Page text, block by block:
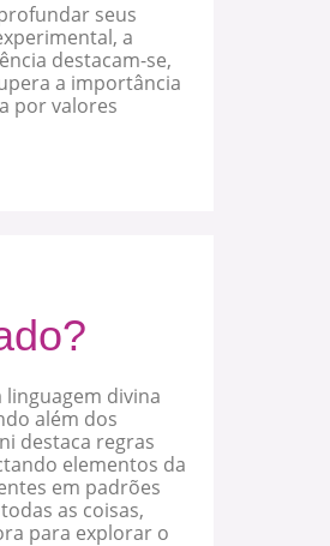
seus
a
destacam-se,
a importância
por valores
linguagem divina
além dos
destaca regras
elementos da
em padrões
as coisas,
para explorar o